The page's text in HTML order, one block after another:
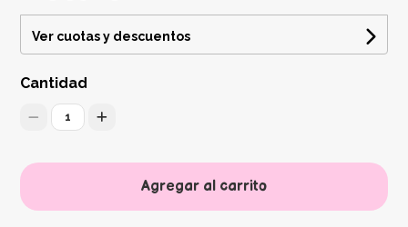
Ver cuotas y descuentos
Cantidad
1
Agregar al carrito